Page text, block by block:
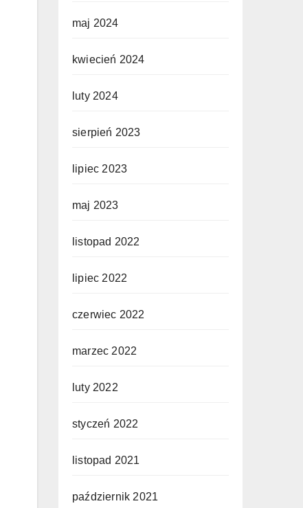
maj 2024
kwiecień 2024
luty 2024
sierpień 2023
lipiec 2023
maj 2023
listopad 2022
lipiec 2022
czerwiec 2022
marzec 2022
luty 2022
styczeń 2022
listopad 2021
październik 2021